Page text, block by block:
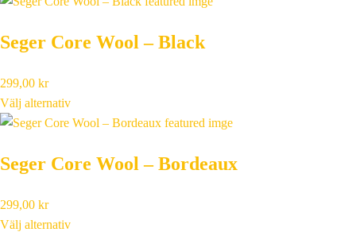
Seger Core Wool – Black
299,00 kr
Välj alternativ
Seger Core Wool – Bordeaux
299,00 kr
Välj alternativ